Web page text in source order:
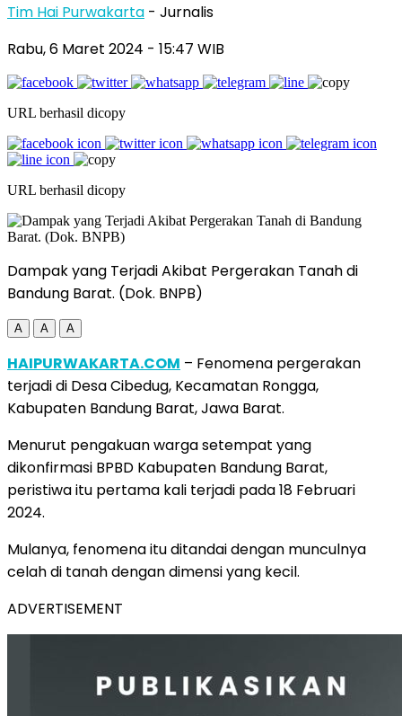
Tim Hai Purwakarta - Jurnalis
Rabu, 6 Maret 2024 - 15:47 WIB
URL berhasil dicopy
URL berhasil dicopy
Dampak yang Terjadi Akibat Pergerakan Tanah di
Bandung Barat. (Dok. BNPB)
A A A
HAIPURWAKARTA.COM – Fenomena pergerakan
terjadi di Desa Cibedug, Kecamatan Rongga,
Kabupaten Bandung Barat, Jawa Barat.
Menurut pengakuan warga setempat yang
dikonfirmasi BPBD Kabupaten Bandung Barat,
peristiwa itu pertama kali terjadi pada 18 Februari
2024.
Mulanya, fenomena itu ditandai dengan munculnya
celah di tanah dengan dimensi yang kecil.
ADVERTISEMENT